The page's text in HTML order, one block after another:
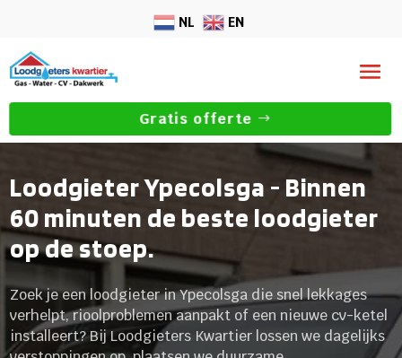
NL EN
Gratis offerte
Loodgieter Ypecolsga - Binnen
60 minuten de beste loodgieter
op de stoep.
Zoek je een loodgieter in Ypecolsga die snel lekkages
verhelpt, rioolproblemen aanpakt of een nieuwe cv-ketel
installeert? Bij Loodgieters Kwartier lossen we dagelijks